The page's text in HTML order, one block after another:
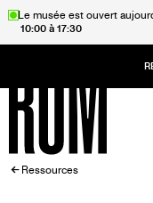
AllerLe musée est ouvert
10:00 à 17:30
Accueil
Ressources